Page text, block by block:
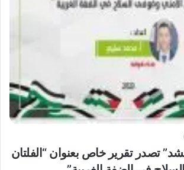
تصدر تقرير خاص بعنوان “الفلتان